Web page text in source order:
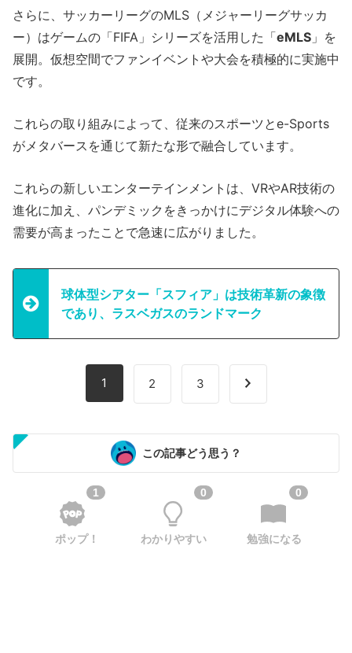
さらに、サッカーリーグのMLS（メジャーリーグサッカ
ー）はゲームの「FIFA」シリーズを活用した「eMLS 」を
展開。仮想空間でファンイベントや大会を積極的に実施中
です。
これらの取り組みによって、従来のスポーツとe-Sports
がメタバースを通じて新たな形で融合しています。
これらの新しいエンターテインメントは、VRやAR技術の
進化に加え、パンデミックをきっかけにデジタル体験への
需要が高まったことで急速に広がりました。
球体型シアター「スフィア」は技術革新の象徴
であり、ラスベガスのランドマーク
1 2 3
この記事どう思う？
1
ポップ！
0
わかりやすい
0
勉強になる